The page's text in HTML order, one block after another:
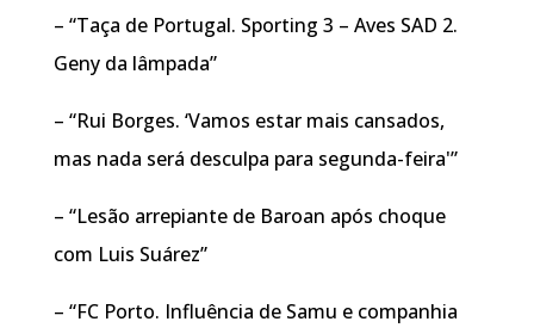
– “Taça de Portugal. Sporting 3 – Aves SAD 2.
Geny da lâmpada”
– “Rui Borges. ‘Vamos estar mais cansados,
mas nada será desculpa para segunda-feira'”
– “Lesão arrepiante de Baroan após choque
com Luis Suárez”
– “FC Porto. Influência de Samu e companhia